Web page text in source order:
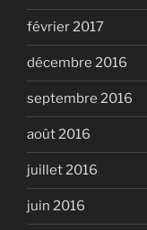
février 2017
décembre 2016
septembre 2016
août 2016
juillet 2016
juin 2016